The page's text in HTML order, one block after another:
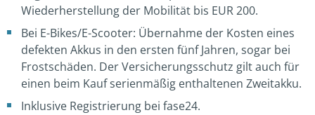
Wiederherstellung der Mobilität bis EUR 200.
Bei E-Bikes/E-Scooter: Übernahme der Kosten eines
defekten Akkus in den ersten fünf Jahren, sogar bei
Frostschäden. Der Versicherungsschutz gilt auch für
einen beim Kauf serienmäßig enthaltenen Zweitakku.
Inklusive Registrierung bei fase24.